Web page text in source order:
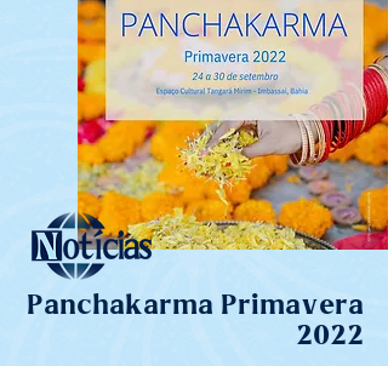
Panchakarma Primavera
2022